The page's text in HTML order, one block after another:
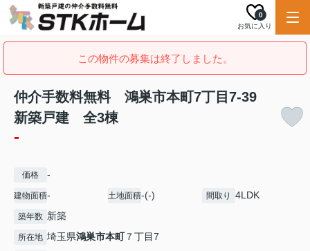
お気に入り
0
この物件の募集は終了しました。
仲介手数料無料 鴻巣市本町7丁目7-39
新築戸建 全3棟
-
価格 -
建物面積- 土地面積-(-) 間取り 4LDK
築年数 新築
所在地 埼玉県鴻巣市本町７丁目7